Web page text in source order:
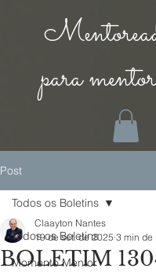
para
Post
Todos os Boletins
Momento Mentor
Todos os Boletins
BOLETIM
Claayton Nantes
19 de set. de 2025 3 min de